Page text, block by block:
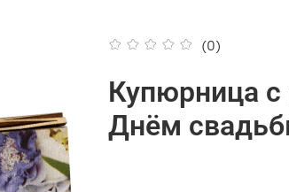
(0)
Купюрница
Днём